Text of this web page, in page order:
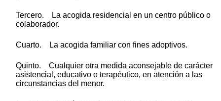
Tercero. La acogida residencial en un centro público o
colaborador.
Cuarto. La acogida familiar con fines adoptivos.
Quinto. Cualquier otra medida aconsejable de carácter
asistencial, educativo o terapéutico, en atención a las
circunstancias del menor.